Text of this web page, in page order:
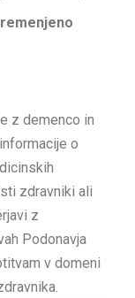
z demenco in
o
zdravniki ali
z
Podonavja
v domeni